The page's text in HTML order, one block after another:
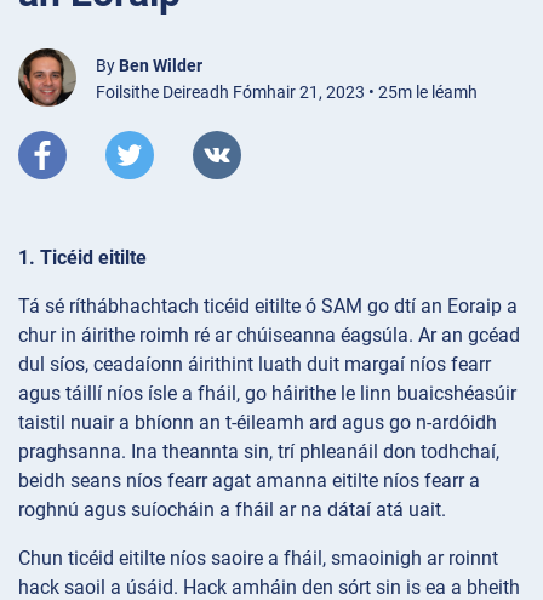
By Ben Wilder
Foilsithe Deireadh Fómhair 21, 2023 • 25m le léamh
1. Ticéid eitilte
Tá sé ríthábhachtach ticéid eitilte ó SAM go dtí an Eoraip a
chur in áirithe roimh ré ar chúiseanna éagsúla. Ar an gcéad
dul síos, ceadaíonn áirithint luath duit margaí níos fearr
agus táillí níos ísle a fháil, go háirithe le linn buaicshéasúir
taistil nuair a bhíonn an t-éileamh ard agus go n-ardóidh
praghsanna. Ina theannta sin, trí phleanáil don todhchaí,
beidh seans níos fearr agat amanna eitilte níos fearr a
roghnú agus suíocháin a fháil ar na dátaí atá uait.
Chun ticéid eitilte níos saoire a fháil, smaoinigh ar roinnt
hack saoil a úsáid. Hack amháin den sórt sin is ea a bheith